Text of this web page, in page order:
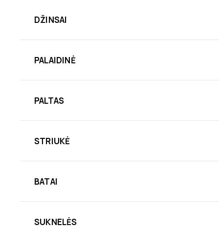
DŽINSAI
PALAIDINĖ
PALTAS
STRIUKĖ
BATAI
SUKNELĖS